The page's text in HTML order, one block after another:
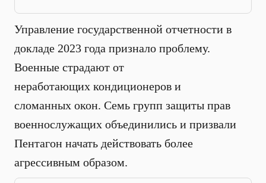
Управление государственной отчетности в
докладе 2023 года признало проблему.
Военные страдают от
неработающих кондиционеров и
сломанных окон. Семь групп защиты прав
военнослужащих объединились и призвали
Пентагон начать действовать более
агрессивным образом.